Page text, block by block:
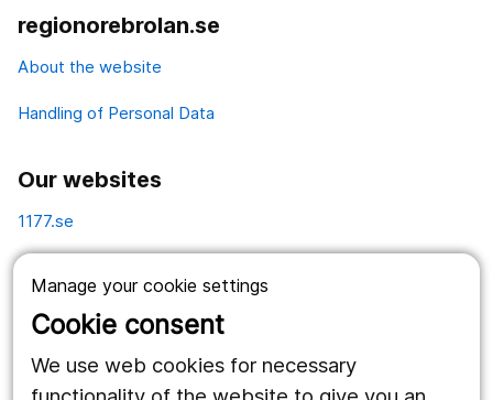
Manage your cookie settings
Cookie consent
We use web cookies for necessary
regionorebrolan.se
About the website
Handling of Personal Data
Our websites
1177.se
Vårdgivare
Utveckling